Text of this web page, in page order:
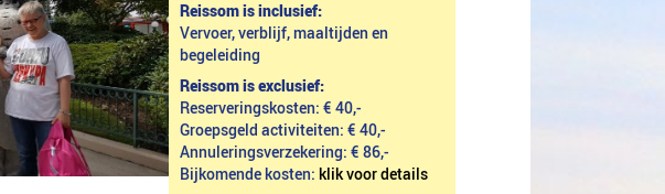
Reissom is inclusief:
Vervoer, verblijf, maaltijden en
begeleiding
Reissom is exclusief:
Reserveringskosten: € 40,-
Groepsgeld activiteiten: € 40,-
Annuleringsverzekering: € 86,-
Bijkomende kosten: klik voor details